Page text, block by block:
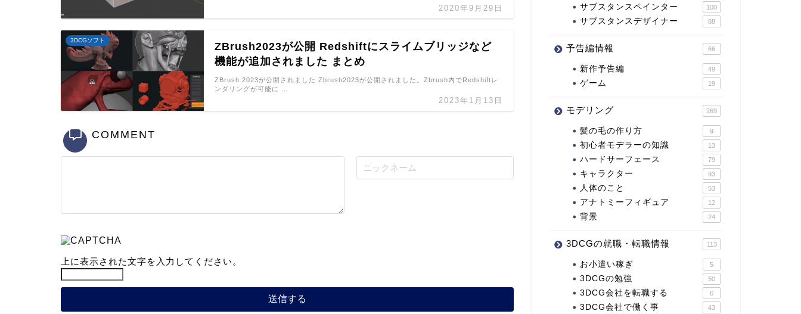
2020年9月29日
3DCGソフト
ZBrush2023が公開 Redshiftにスライムブリッジなど
機能が追加されました まとめ
2023年1月13日
ZBrush 2023が公開されました Zbrush2023が公開されました。Zbrush内でRedshiftレ
ンダリングが可能に …
COMMENT
上に表示された文字を入力してください。
サブスタンスペインター 100
サブスタンスデザイナー 88
予告編情報 66
新作予告編 49
ゲーム 19
モデリング 269
髪の毛の作り方 9
初心者モデラーの知識 13
ハードサーフェース 79
キャラクター 93
人体のこと 53
アナトミーフィギュア 12
背景 24
3DCGの就職・転職情報 113
お小遣い稼ぎ 5
3DCGの勉強 50
3DCG会社を転職する 6
3DCG会社で働く事 43